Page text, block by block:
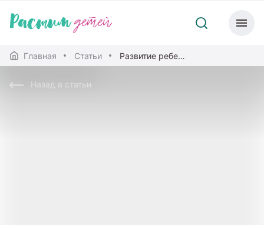
Главная Статьи Развитие ребенка от 6 до 9 месяцев
Назад в статьи